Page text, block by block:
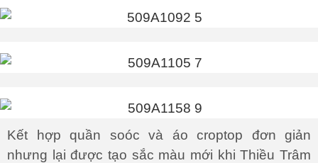
Kết hợp quần soóc và áo croptop đơn giản
nhưng lại được tạo sắc màu mới khi Thiều Trâm